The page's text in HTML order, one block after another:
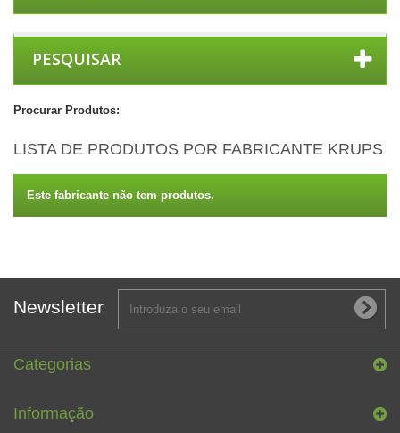
PESQUISAR
Procurar Produtos:
LISTA DE PRODUTOS POR FABRICANTE KRUPS
Este fabricante não tem produtos.
Newsletter
Categorias
Informação